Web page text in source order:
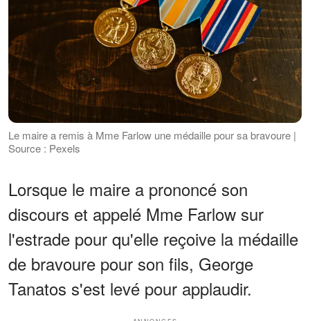
Le maire a remis à Mme Farlow une médaille pour sa bravoure |
Source : Pexels
Lorsque le maire a prononcé son
discours et appelé Mme Farlow sur
l'estrade pour qu'elle reçoive la médaille
de bravoure pour son fils, George
Tanatos s'est levé pour applaudir.